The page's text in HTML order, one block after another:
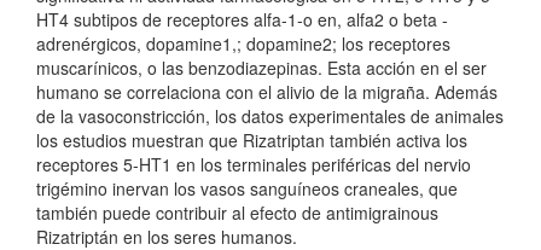
HT4 subtipos de receptores alfa-1-o en, alfa2 o beta -
adrenérgicos, dopamine1,; dopamine2; los receptores
muscarínicos, o las benzodiazepinas. Esta acción en el ser
humano se correlaciona con el alivio de la migraña. Además
de la vasoconstricción, los datos experimentales de animales
los estudios muestran que Rizatriptan también activa los
receptores 5-HT1 en los terminales periféricas del nervio
trigémino inervan los vasos sanguíneos craneales, que
también puede contribuir al efecto de antimigrainous
Rizatriptán en los seres humanos.